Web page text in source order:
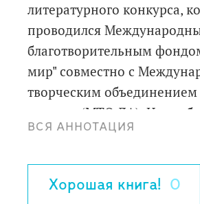
литературного конкурса,
проводился
благотворительным
мир" совместно с
творческим объединением
авторов (МТО ДА). Цель
показать мир особых
непонятный, сложный, но
одновременно
ВСЯ АННОТАЦИЯ
Хорошая книга! 0